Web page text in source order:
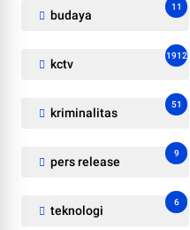
budaya
11
kctv
1912
kriminalitas
51
pers release
9
teknologi
6